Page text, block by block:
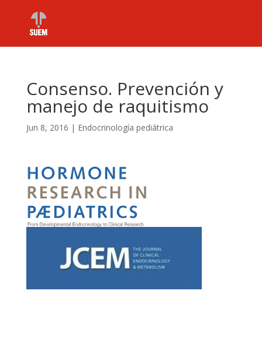
Consenso. Prevención y
manejo de raquitismo
Jun 8, 2016 | Endocrinología pediátrica